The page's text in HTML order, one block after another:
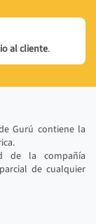
al cliente.
Gurú contiene la
de la compañía
de cualquier